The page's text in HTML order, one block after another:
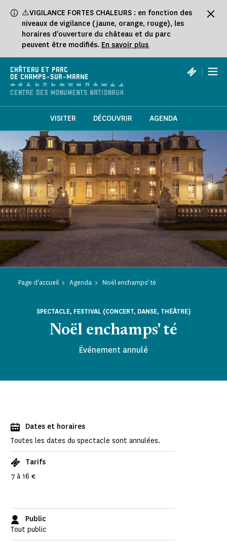
⚠️VIGILANCE FORTES CHALEURS : en fonction des
niveaux de vigilance (jaune, orange, rouge), les
horaires d'ouverture du château et du parc
peuvent être modifiés. En savoir plus
CHÂTEAU ET PARC
DE CHAMPS-SUR-MARNE
|
VISITER DÉCOUVRIR AGENDA
Page d'accueil Agenda Noël enchamps' té
Noël enchamps' té
SPECTACLE, FESTIVAL (CONCERT, DANSE, THÉÂTRE)
Événement annulé
Dates et horaires
Toutes les dates du spectacle sont annulées.
Tarifs
7 à 16 €
Public
Tout public